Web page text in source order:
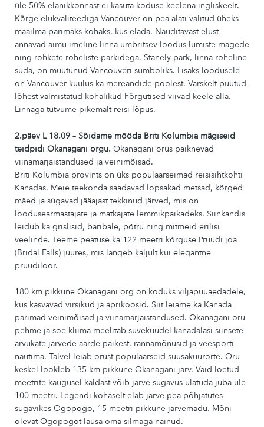
üle 50% elanikkonnast ei kasuta koduse keelena ingliskeelt.
Kõrge elukvaliteediga Vancouver on pea alati valitud üheks
maailma parimaks kohaks, kus elada. Nauditavast elust
annavad aimu imeline linna ümbritsev loodus lumiste mägede
ning rohkete roheliste parkidega. Stanely park, linna roheline
süda, on muutunud Vancouveri sümboliks. Lisaks loodusele
on Vancouver kuulus ka mereandide poolest. Värskelt püütud
lõhest valmistatud kohalikud hõrgutised viivad keele alla.
Linnaga tutvume pikemalt reisi lõpus.
2.päev L 18.09 – Sõidame mööda Briti Kolumbia mägiseid
teidpidi Okanagani orgu. Okanagani orus paiknevad
viinamarjaistandused ja veinimõisad.
Briti Kolumbia provints on üks populaarseimad reisisihtkohti
Kanadas. Meie teekonda saadavad lopsakad metsad, kõrged
mäed ja sügavad jääajast tekkinud järved, mis on
loodusearmastajate ja matkajate lemmikpaikadeks. Siinkandis
leidub ka grislisid, baribale, põtru ning mitmeid erilisi
veelinde. Teeme peatuse ka 122 meetri kõrguse Pruudi joa
(Bridal Falls) juures, mis langeb kaljult kui elegantne
pruudiloor.
180 km pikkune Okanagani org on koduks viljapuuaedadele,
kus kasvavad virsikud ja aprikoosid. Siit leiame ka Kanada
parimad veinimõisad ja viinamarjaistandused. Okanagani oru
pehme ja soe kliima meelitab suvekuudel kanadalasi siinsete
arvukate järvede äärde päikest, rannamõnusid ja veesporti
nautima. Talvel leiab orust populaarseid suusakuurorte. Oru
keskel lookleb 135 km pikkune Okanagani järv. Vaid loetud
meetrite kaugusel kaldast võib järve sügavus ulatuda juba üle
100 meetri. Legendi kohaselt elab järve pea põhjatutes
sügavikes Ogopogo, 15 meetri pikkune järvemadu. Mõni
olevat Ogopogot lausa oma silmaga näinud.